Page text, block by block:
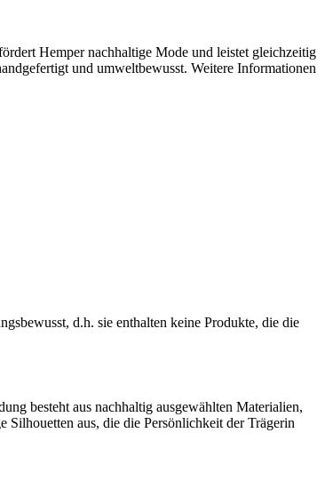
Hemper nachhaltige Mode und leistet gleichzeitig
und umweltbewusst. Weitere Informationen
d.h. sie enthalten keine Produkte, die die
besteht aus nachhaltig ausgewählten Materialien,
aus, die die Persönlichkeit der Trägerin